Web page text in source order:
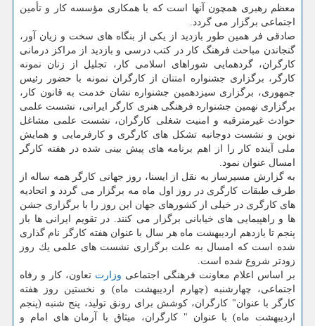
معظم رهبری همچون آنها است كه با همكاری مؤسسه كار و تأمین
اجتماعی برگزار می گردد.
صادقی فر همین طور بازدید از یكی از بنگاه های سخت و زیان آور،
گنجاندن مباحث فرهنگ كار در كتب درسی و بازدید از مراكز درمانی
كارگران، گردهمایی شوراهای اسلامی كار، تجلیل از زنان نمونه
كارگر، برگزاری جشنواره امتنان از كارگران نمونه با حضور رئیس
جمهوری، برگزاری سیزدهمین جشنواره نشان خدمت به قانون كار،
برگزاری نهمین جشنواره فرهنگی هنری كارگر ایرانی، نشست علمی
حوادث غیرمترقبه و امنیت شغلی كارگران، نشست علمی مشاغل
نوین و نشست دوجانبه تشكل های كارگری و كارفرمایی و همایش
ملی آینده كار را از اهم برنامه های پیش بینی شده در هفته كارگر
امسال عنوان نمود.
به گزارش مسیرساز به نقل از ایسنا، روز جهانی كارگر همه ساله از
طرف طبقات كارگری در روز اول ماه مه برگزار می گردد و اتحادیه
های كارگری در خیلی از كشورهای جهان این روز را با برگزاری جشن
ها و راهپیمایی های خیابانی برگزار می كنند. در تقویم ایرانی ها باز
پنجم تا یازدهم اردیبهشت ماه هر سال با عنوان هفته كارگر نام گذاری
شده است كه امسال به علت برگزاری نشست های علمی یك روز
زودتر شروع شده است.
بر اساس اعلام معاونت فرهنگی اجتماعی وزارت تعاون، كار و رفاه
اجتماعی، چهارشنبه (چهارم اردیبهشت ماه) و نخستین روز هفته
كارگر با عنوان" كارگران، كوشش برای رونق تولید، پنج شنبه (پنجم
اردیبهشت ماه) با عنوان " كارگران، میثاق با آرمان های امام و